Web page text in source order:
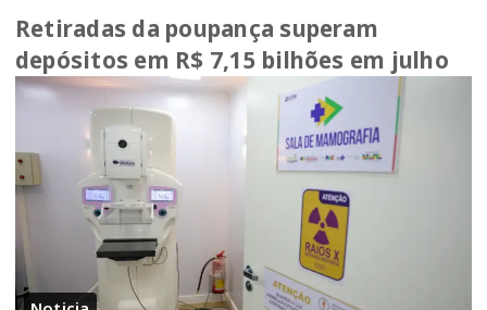
Retiradas da poupança superam
depósitos em R$ 7,15 bilhões em julho